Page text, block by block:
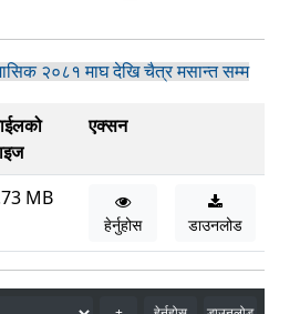
२०८१ माघ देखि चैत्र मसान्त सम्म
एक्सन
MB
हेर्नुहोस डाउनलोड